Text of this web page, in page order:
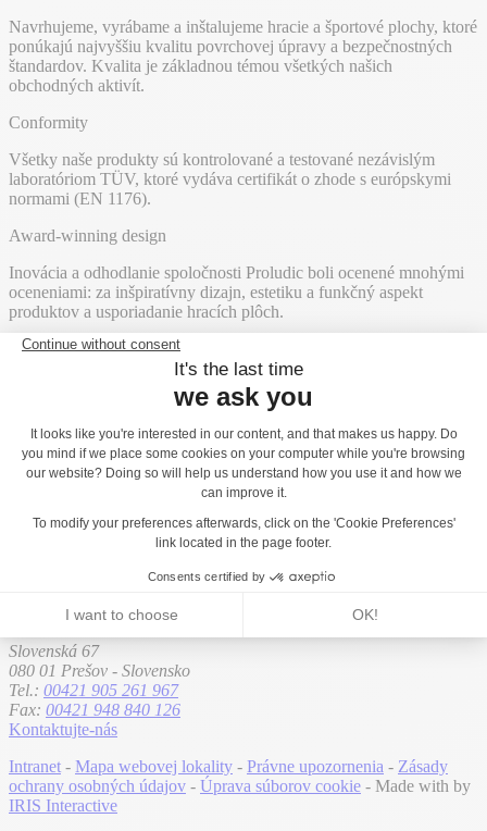
Navrhujeme, vyrábame a inštalujeme hracie a športové plochy, ktoré
ponúkajú najvyššiu kvalitu povrchovej úpravy a bezpečnostných
štandardov. Kvalita je základnou témou všetkých našich
obchodných aktivít.
Conformity
Všetky naše produkty sú kontrolované a testované nezávislým
laboratóriom TÜV, ktoré vydáva certifikát o zhode s európskymi
normami (EN 1176).
Award-winning design
Inovácia a odhodlanie spoločnosti Proludic boli ocenené mnohými
oceneniami: za inšpiratívny dizajn, estetiku a funkčný aspekt
produktov a usporiadanie hracích plôch.
Popredajný servis
nášmu špecializovanému tímu, ktorý je možné kontaktovať
telefonicky, e-mailom alebo prostredníctvom tejto webovej stránky.
Vstupom na stránku popredajného servisu získate prístup k
informáciám o produkte (návod na montáž, osvedčenia o zhode a
referencie komponentov) a vyžiadate si cenovú ponuku náhradných
Obráťte sa na popredajný servis
MOVEO Dynamic Studio spol. s r. o.
Slovenská 67
080 01 Prešov - Slovensko
Tel.: 00421 905 261 967
Fax: 00421 948 840 126
Kontaktujte-nás
Intranet - Mapa webovej lokality - Právne upozornenia - Zásady
ochrany osobných údajov - Úprava súborov cookie - Made with by
IRIS Interactive